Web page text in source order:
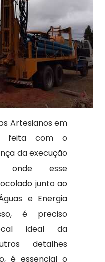
Artesianos em
feita com o
da execução
onde esse
junto ao
e Energia
é preciso
ideal da
detalhes
é essencial o